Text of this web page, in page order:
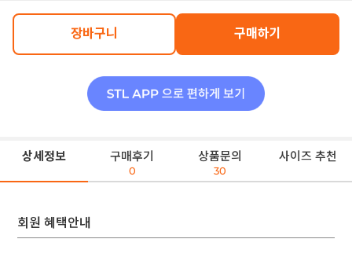
장바구니 구매하기
상세정보 구매후기
0
상품문의
30
사이즈 추천
회원 혜택안내